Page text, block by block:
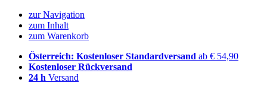
zur Navigation
zum Inhalt
zum Warenkorb
Österreich: Kostenloser Standardversand ab € 54,90
Kostenloser Rückversand
24 h Versand